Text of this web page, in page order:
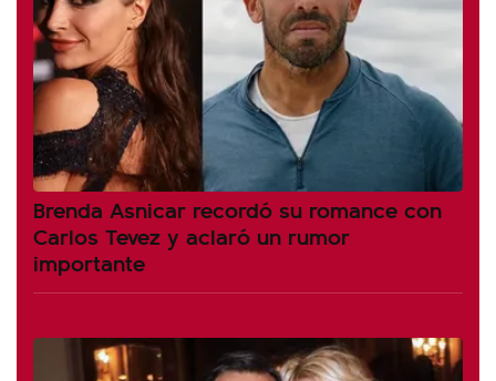
Brenda Asnicar recordó su romance con
Carlos Tevez y aclaró un rumor
importante